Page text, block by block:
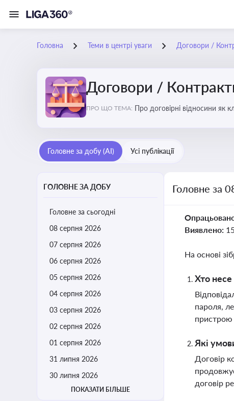
Головна Теми в центрі уваги Договори /
Договори /
ПРО ЩО ТЕМА: Про договірні відносини як
Головне за добу (AI) Усі публікації
ГОЛОВНЕ ЗА ДОБУ
Головне за сьогодні
08 серпня 2026
07 серпня 2026
06 серпня 2026
05 серпня 2026
04 серпня 2026
03 серпня 2026
02 серпня 2026
01 серпня 2026
31 липня 2026
30 липня 2026
ПОКАЗАТИ БІЛЬШЕ
Головне за
Виявлено:
На основі
Хто несе
пароля,
пристрою
Які
Договір
договір